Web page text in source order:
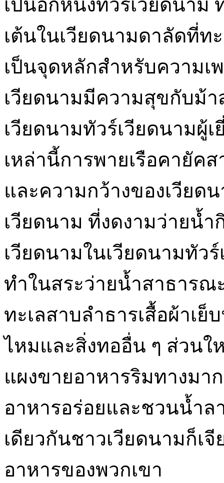
เป็นอีกหนึ่งทัวร์เวียดนาม
เต้นในเวียดนามดาลัดที่ท
เป็นจุดหลักสำหรับความเ
เวียดนามมีความสุขกับม้า
เวียดนามทัวร์เวียดนามผู้
เหล่านี้การพายเรือคายัค
และความกว้างของเวียด
เวียดนาม ที่งดงามว่ายน้
เวียดนามในเวียดนามทัว
ทำในสระว่ายน้ำสาธารณ
ทะเลสาบลำธารเสื้อผ้าเย็
ไหมและสิ่งทออื่น ๆ ส่วน
แผงขายอาหารริมทางมา
อาหารอร่อยและชวนน้ำ
เดียวกันชาวเวียดนามก็เ
อาหารของพวกเขา